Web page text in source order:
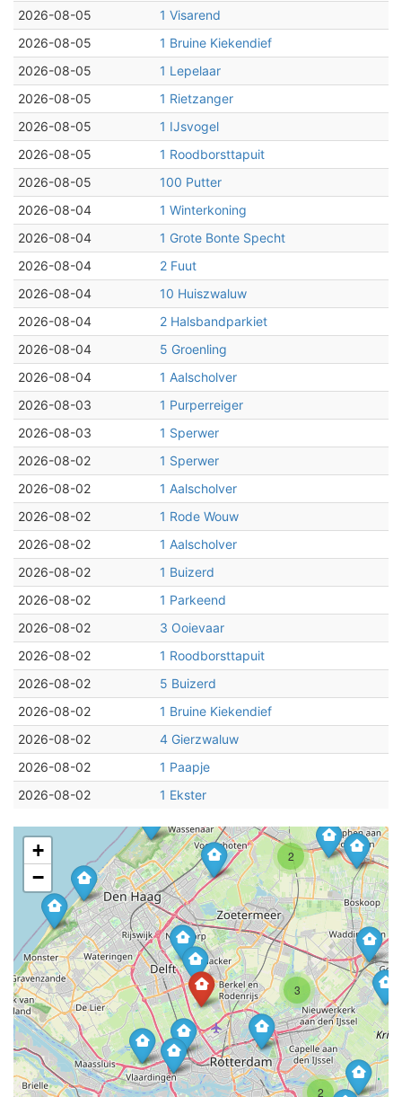
2026-08-05
1 Visarend
2026-08-05
1 Bruine Kiekendief
2026-08-05
1 Lepelaar
2026-08-05
1 Rietzanger
2026-08-05
1 IJsvogel
2026-08-05
1 Roodborsttapuit
2026-08-05
100 Putter
2026-08-04
1 Winterkoning
2026-08-04
1 Grote Bonte Specht
2026-08-04
2 Fuut
2026-08-04
10 Huiszwaluw
2026-08-04
2 Halsbandparkiet
2026-08-04
5 Groenling
2026-08-04
1 Aalscholver
2026-08-03
1 Purperreiger
2026-08-03
1 Sperwer
2026-08-02
1 Sperwer
2026-08-02
1 Aalscholver
2026-08-02
1 Rode Wouw
2026-08-02
1 Aalscholver
2026-08-02
1 Buizerd
2026-08-02
1 Parkeend
2026-08-02
3 Ooievaar
2026-08-02
1 Roodborsttapuit
2026-08-02
5 Buizerd
2026-08-02
1 Bruine Kiekendief
2026-08-02
4 Gierzwaluw
2026-08-02
1 Paapje
2026-08-02
1 Ekster
3
2
2
+
−